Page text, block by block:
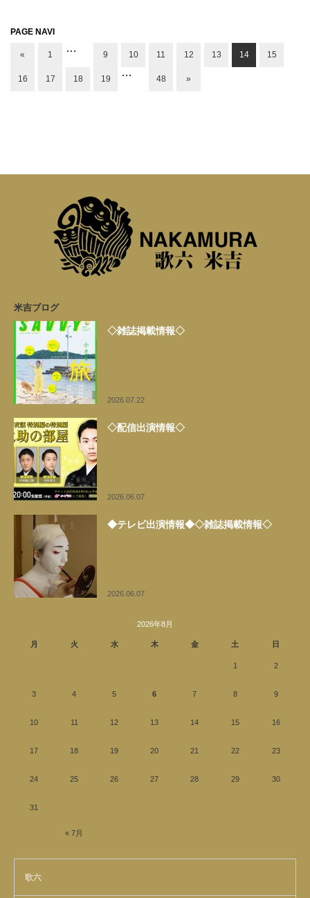
PAGE NAVI
« 1
…
9 10 11 12 13 14 15
16 17 18 19
…
48 »
米吉ブログ
◇雑誌掲載情報◇
2026.07.22
◇配信出演情報◇
2026.06.07
◆テレビ出演情報◆◇雑誌掲載情報◇
2026.06.07
2026年8月
月 火 水 木 金 土 日
« 7月
1 2
3 4 5 6 7 8 9
10 11 12 13 14 15 16
17 18 19 20 21 22 23
24 25 26 27 28 29 30
31
歌六